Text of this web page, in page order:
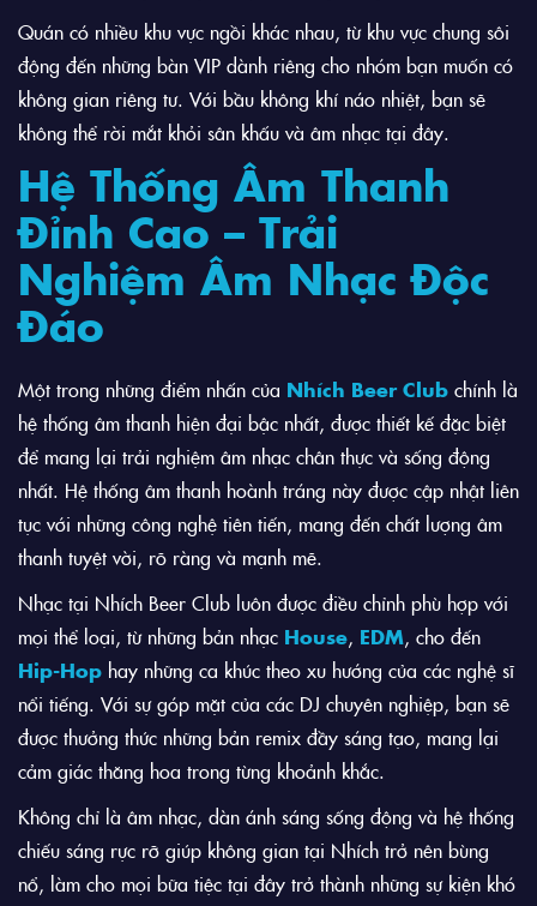
Quán có nhiều khu vực ngồi khác nhau, từ khu vực chung sôi
động đến những bàn VIP dành riêng cho nhóm bạn muốn có
không gian riêng tư. Với bầu không khí náo nhiệt, bạn sẽ
không thể rời mắt khỏi sân khấu và âm nhạc tại đây.
Hệ Thống Âm Thanh
Đỉnh Cao – Trải
Nghiệm Âm Nhạc Độc
Đáo
Một trong những điểm nhấn của Nhích Beer Club chính là
hệ thống âm thanh hiện đại bậc nhất, được thiết kế đặc biệt
để mang lại trải nghiệm âm nhạc chân thực và sống động
nhất. Hệ thống âm thanh hoành tráng này được cập nhật liên
tục với những công nghệ tiên tiến, mang đến chất lượng âm
thanh tuyệt vời, rõ ràng và mạnh mẽ.
Nhạc tại Nhích Beer Club luôn được điều chỉnh phù hợp với
mọi thể loại, từ những bản nhạc House, EDM, cho đến
Hip-Hop hay những ca khúc theo xu hướng của các nghệ sĩ
nổi tiếng. Với sự góp mặt của các DJ chuyên nghiệp, bạn sẽ
được thưởng thức những bản remix đầy sáng tạo, mang lại
cảm giác thăng hoa trong từng khoảnh khắc.
Không chỉ là âm nhạc, dàn ánh sáng sống động và hệ thống
chiếu sáng rực rỡ giúp không gian tại Nhích trở nên bùng
nổ, làm cho mọi bữa tiệc tại đây trở thành những sự kiện khó